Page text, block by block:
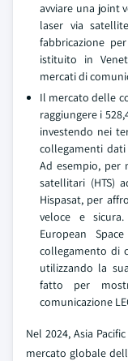
avviare una joint
laser via
fabbricazione
istituito in
mercati di
Il mercato delle
raggiungere i
investendo nei
collegamenti
Ad esempio, per
satellitari (HTS)
Hispasat, per
veloce e
European
collegamento di
utilizzando la
fatto per
comunicazione
Nel 2024, Asia
mercato globale